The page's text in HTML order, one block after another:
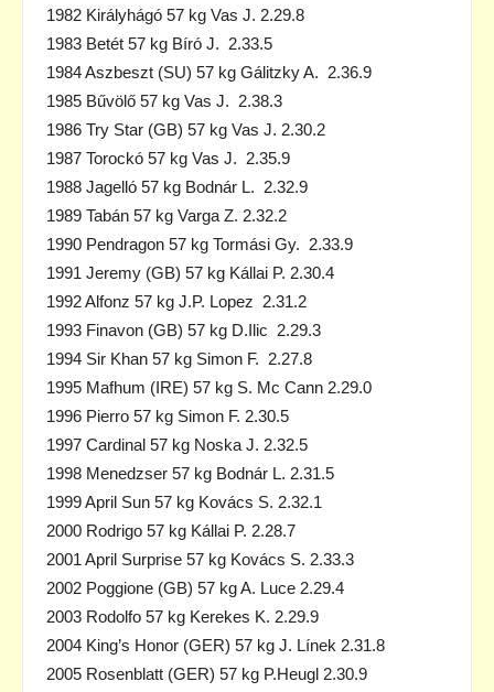
1982 Királyhágó 57 kg Vas J. 2.29.8
1983 Betét 57 kg Bíró J. 2.33.5
1984 Aszbeszt (SU) 57 kg Gálitzky A. 2.36.9
1985 Bűvölő 57 kg Vas J. 2.38.3
1986 Try Star (GB) 57 kg Vas J. 2.30.2
1987 Torockó 57 kg Vas J. 2.35.9
1988 Jagelló 57 kg Bodnár L. 2.32.9
1989 Tabán 57 kg Varga Z. 2.32.2
1990 Pendragon 57 kg Tormási Gy. 2.33.9
1991 Jeremy (GB) 57 kg Kállai P. 2.30.4
1992 Alfonz 57 kg J.P. Lopez 2.31.2
1993 Finavon (GB) 57 kg D.Ilic 2.29.3
1994 Sir Khan 57 kg Simon F. 2.27.8
1995 Mafhum (IRE) 57 kg S. Mc Cann 2.29.0
1996 Pierro 57 kg Simon F. 2.30.5
1997 Cardinal 57 kg Noska J. 2.32.5
1998 Menedzser 57 kg Bodnár L. 2.31.5
1999 April Sun 57 kg Kovács S. 2.32.1
2000 Rodrigo 57 kg Kállai P. 2.28.7
2001 April Surprise 57 kg Kovács S. 2.33.3
2002 Poggione (GB) 57 kg A. Luce 2.29.4
2003 Rodolfo 57 kg Kerekes K. 2.29.9
2004 King’s Honor (GER) 57 kg J. Línek 2.31.8
2005 Rosenblatt (GER) 57 kg P.Heugl 2.30.9